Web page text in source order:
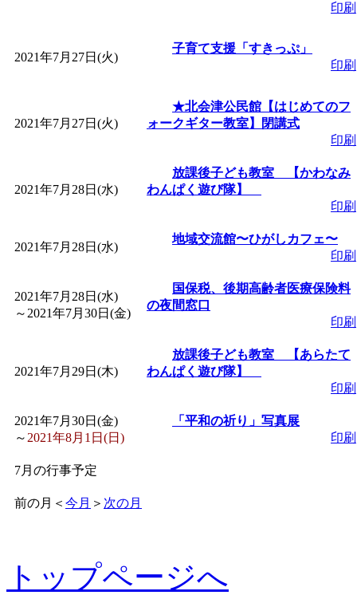
印刷
2021年7月27日(火)
子育て支援「すきっぷ」
印刷
2021年7月27日(火)
★北会津公民館【はじめてのフ
ォークギター教室】閉講式
印刷
2021年7月28日(水)
放課後子ども教室 【かわなみ
わんぱく遊び隊】
印刷
2021年7月28日(水)
地域交流館〜ひがしカフェ〜
印刷
2021年7月28日(水)
～ 2021年7月30日(金)
国保税、後期高齢者医療保険料
の夜間窓口
印刷
2021年7月29日(木)
放課後子ども教室 【あらたて
わんぱく遊び隊】
印刷
2021年7月30日(金)
～ 2021年8月1日(日)
「平和の祈り」写真展
印刷
7月の行事予定
前の月 ＜ 今月 ＞ 次の月
トップページへ